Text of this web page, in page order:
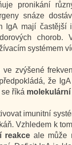
pronikání
snáze
IgA mají častější
chorob.
systémem
zvýšené
že
říká
imunitní
Vzhledem k
reakceale může